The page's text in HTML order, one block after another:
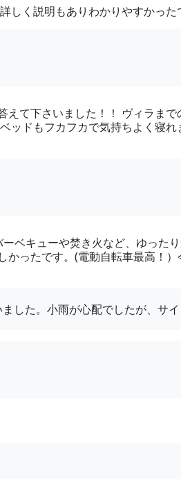
く説明もありわかりやすかっ
て下さいました！！ ヴィラま
ッドもフカフカで気持ちよく寝
ベキューや焚き火など、ゆった
ったです。(電動自転車最高！
した。小雨が心配でしたが、サ